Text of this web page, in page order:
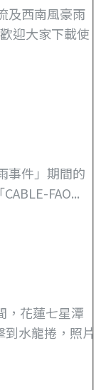
及西南風豪雨
迎大家下載使
事件」期間的
FAO...
，花蓮七星潭
水龍捲，照片